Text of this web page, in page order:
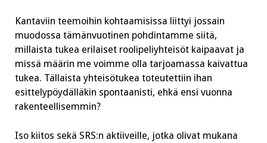
Kantaviin teemoihin kohtaamisissa liittyi jossain
muodossa tämänvuotinen pohdintamme siitä,
millaista tukea erilaiset roolipeliyhteisöt kaipaavat ja
missä määrin me voimme olla tarjoamassa kaivattua
tukea. Tällaista yhteisötukea toteutettiin ihan
esittelypöydälläkin spontaanisti, ehkä ensi vuonna
rakenteellisemmin?
Iso kiitos sekä SRS:n aktiiveille, jotka olivat mukana